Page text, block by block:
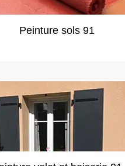
Peinture sols 91